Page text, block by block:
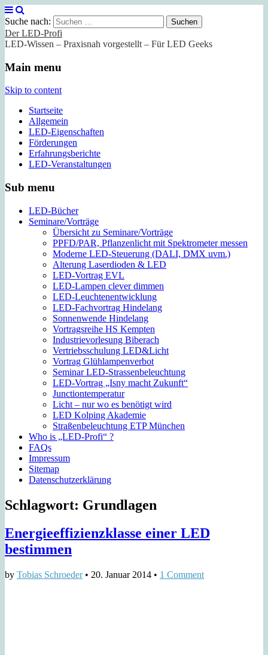
Suche nach:
Der LED-Profi
LED-Wissen – Praxisnah vorgestellt – Für LED Geeks
Main menu
Skip to content
Startseite
Allgemein
LED-Eigenschaften
Förderungen
Erfahrungsberichte
LED-Veranstaltungen
Sub menu
LED-Bücher
Seminare/Vorträge
Übersicht zu Seminare/Vorträge
PPFD/PAR, Pflanzenlicht mit Spektrometer messen
Moderne LED-Steuerung (DALI, DMX uvm.)
Alterung Laserdioden & LED
LED-Vortrag EVL
LED-Lampen clever dimmen
LED-Leuchtenentwicklung
LED-Fachvortrag Hindelang
Sonnenwende Hindelang
Vortragsreihe HS Kempten
Industrievorlesung Biberach
Vertriebsschulung LED&Licht
Vortrag Glühlampenverbot
Seminar LED-Strassenbeleuchtung
LED-Vortrag „Isny macht Zukunft“
Junctiontemperatur
Licht – nur wo es benötigt wird
LED Kolping Akademie
Straßenbeleuchtung ETP München
Who is „LED-Profi“ ?
FAQs
Impressum
Sitemap
Datenschutzerklärung
Schlagwort: Grundlagen
Energieeffizienzklasse einer LED
bestimmen
by Tobias Schroeder• 20. Januar 2014 • 1 Comment